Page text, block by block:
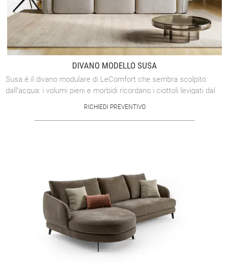
DIVANO MODELLO SUSA
Susa è il divano modulare di LeComfort che sembra scolpito
dall’acqua: i volumi pieni e morbidi ricordano i ciottoli levigati dal
RICHIEDI PREVENTIVO